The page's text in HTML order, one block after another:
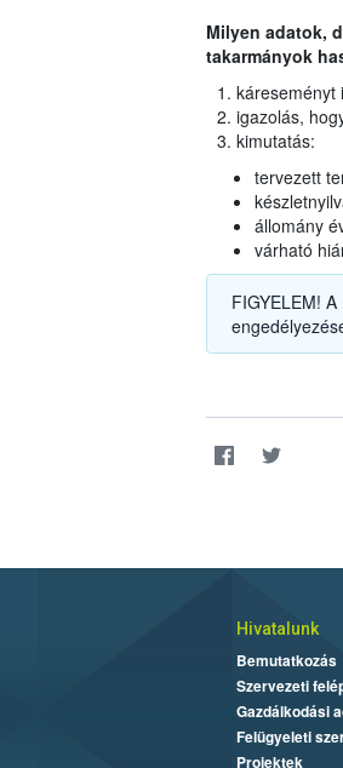
Milyen adatok,
takarmányok
káreseményt
igazolás,
kimutatás:
tervezett
állomány
várható
FIGYELEM!
Hivatalunk
Bemutatkozás
Szervezeti
Gazdálkodási
Felügyeleti
Projektek